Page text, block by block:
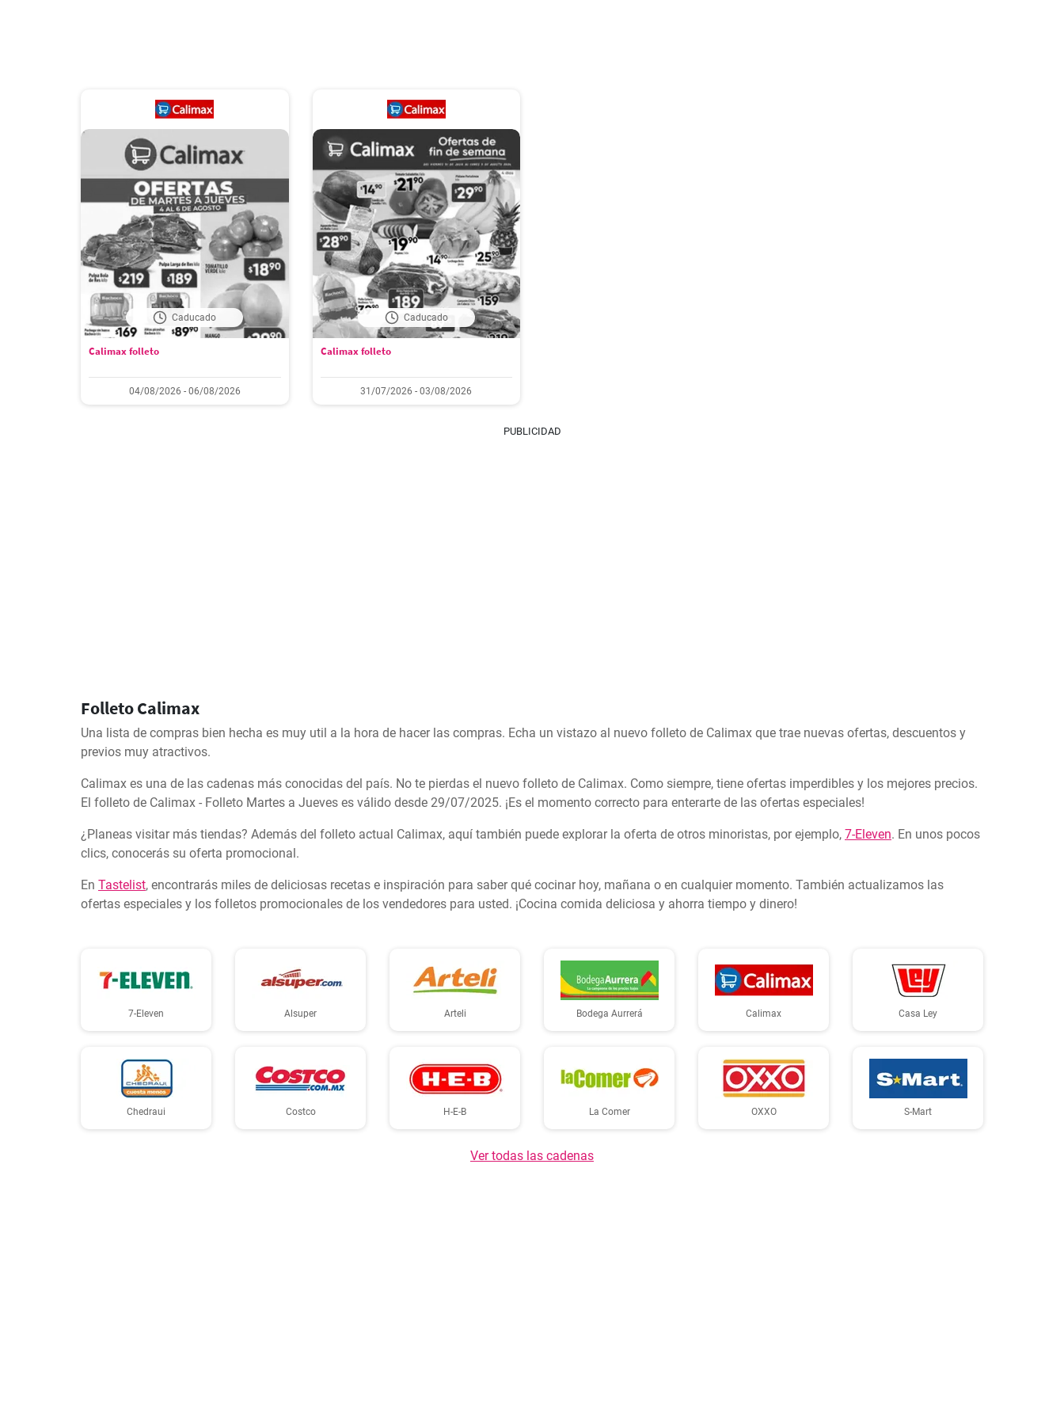
Caducado
Calimax folleto
04/08/2026 - 06/08/2026
Caducado
Calimax folleto
31/07/2026 - 03/08/2026
PUBLICIDAD
Folleto Calimax
Una lista de compras bien hecha es muy util a la hora de hacer las compras. Echa un vistazo al nuevo folleto de Calimax que trae nuevas ofertas, descuentos y
previos muy atractivos.
Calimax es una de las cadenas más conocidas del país. No te pierdas el nuevo folleto de Calimax. Como siempre, tiene ofertas imperdibles y los mejores precios.
El folleto de Calimax - Folleto Martes a Jueves es válido desde 29/07/2025. ¡Es el momento correcto para enterarte de las ofertas especiales!
¿Planeas visitar más tiendas? Además del folleto actual Calimax, aquí también puede explorar la oferta de otros minoristas, por ejemplo, 7-Eleven. En unos pocos
clics, conocerás su oferta promocional.
En Tastelist, encontrarás miles de deliciosas recetas e inspiración para saber qué cocinar hoy, mañana o en cualquier momento. También actualizamos las
ofertas especiales y los folletos promocionales de los vendedores para usted. ¡Cocina comida deliciosa y ahorra tiempo y dinero!
7-Eleven Alsuper Arteli Bodega Aurrerá Calimax Casa Ley
Chedraui Costco H-E-B La Comer OXXO S-Mart
Ver todas las cadenas